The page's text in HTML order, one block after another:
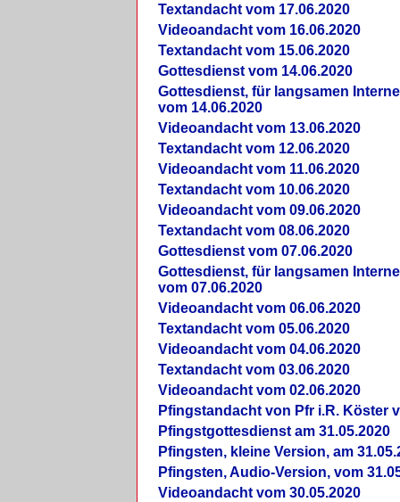
Textandacht vom 17.06.2020
Videoandacht vom 16.06.2020
Textandacht vom 15.06.2020
Gottesdienst vom 14.06.2020
Gottesdienst, für langsamen
vom 14.06.2020
Videoandacht vom 13.06.2020
Textandacht vom 12.06.2020
Videoandacht vom 11.06.2020
Textandacht vom 10.06.2020
Videoandacht vom 09.06.2020
Textandacht vom 08.06.2020
Gottesdienst vom 07.06.2020
Gottesdienst, für langsamen
vom 07.06.2020
Videoandacht vom 06.06.2020
Textandacht vom 05.06.2020
Videoandacht vom 04.06.2020
Textandacht vom 03.06.2020
Videoandacht vom 02.06.2020
Pfingstandacht von Pfr i.R. Köster
Pfingstgottesdienst am 31.05.2020
Pfingsten, kleine Version, am
Pfingsten, Audio-Version, vom
Videoandacht vom 30.05.2020